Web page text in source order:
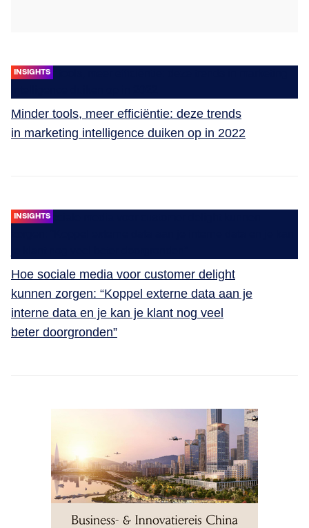
INSIGHTS
Minder tools, meer efficiëntie: deze trends
in marketing intelligence duiken op in 2022
INSIGHTS
Hoe sociale media voor customer delight
kunnen zorgen: “Koppel externe data aan je
interne data en je kan je klant nog veel
beter doorgronden”